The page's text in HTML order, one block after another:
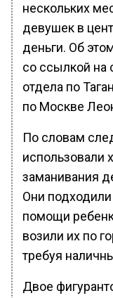
нескольких
девушек в
деньги. Об
со ссылкой на
отдела по
по Москве
По словам
использовали
заманивания
Они
помощи
возили их по
требуя
Двое